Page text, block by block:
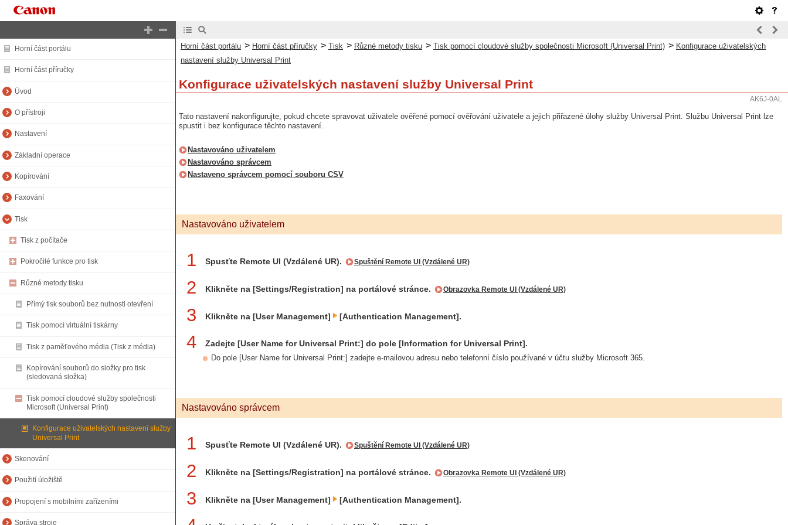
Horní část portálu
Horní část příručky
Úvod
O přístroji
Nastavení
Základní operace
Kopírování
Faxování
Tisk
Tisk z počítače
Pokročilé funkce pro tisk
Různé metody tisku
Přímý tisk souborů bez nutnosti otevření
Tisk pomocí virtuální tiskárny
Tisk z paměťového média (Tisk z média)
Kopírování souborů do složky pro tisk
(sledovaná složka)
Tisk pomocí cloudové služby společnosti
Microsoft (Universal Print)
Konfigurace uživatelských nastavení služby
Universal Print
Skenování
Použití úložiště
Propojení s mobilními zařízeními
Správa stroje
Horní část portálu > Horní část příručky > Tisk > Různé metody tisku > Tisk pomocí cloudové služby společnosti Microsoft (Universal Print) > Konfigurace uživatelských
nastavení služby Universal Print
Konfigurace uživatelských nastavení služby Universal Print
AK6J-0AL
Tato nastavení nakonfigurujte, pokud chcete spravovat uživatele ověřené pomocí ověřování uživatele a jejich přiřazené úlohy služby Universal Print. Službu Universal Print lze
spustit i bez konfigurace těchto nastavení.
Nastavováno uživatelem
Nastavováno správcem
Nastaveno správcem pomocí souboru CSV
Nastavováno uživatelem
1 Spusťte Remote UI (Vzdálené UR). Spuštění Remote UI (Vzdálené UR)
2 Klikněte na [Settings/Registration] na portálové stránce. Obrazovka Remote UI (Vzdálené UR)
3 Klikněte na [User Management] [Authentication Management].
4 Zadejte [User Name for Universal Print:] do pole [Information for Universal Print].
Do pole [User Name for Universal Print:] zadejte e-mailovou adresu nebo telefonní číslo používané v účtu služby Microsoft 365.
Nastavováno správcem
1 Spusťte Remote UI (Vzdálené UR). Spuštění Remote UI (Vzdálené UR)
2 Klikněte na [Settings/Registration] na portálové stránce. Obrazovka Remote UI (Vzdálené UR)
3 Klikněte na [User Management] [Authentication Management].